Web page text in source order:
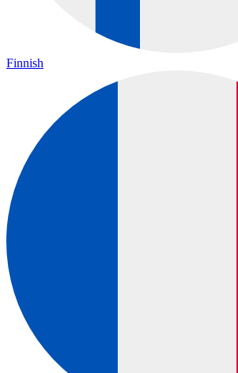
Finnish